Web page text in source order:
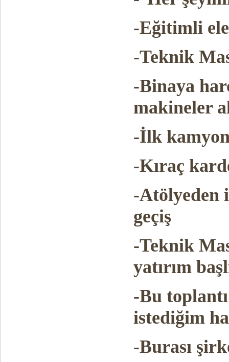
-Eğitimli
-Teknik
-Binaya
makineler
-İlk
-Kıraç
-Atölyeden
geçiş
-Teknik
yatırım
-Bu
istediğim
-Burası